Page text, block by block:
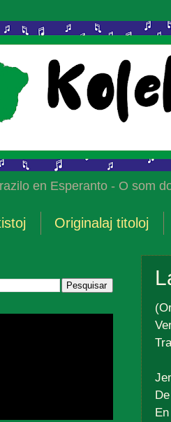
en Esperanto - O som
Originalaj titoloj